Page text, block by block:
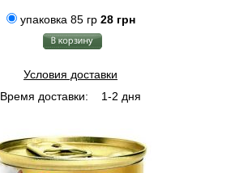
упаковка 85 гр 28 грн
Условия доставки
Время доставки:
1-2 дня